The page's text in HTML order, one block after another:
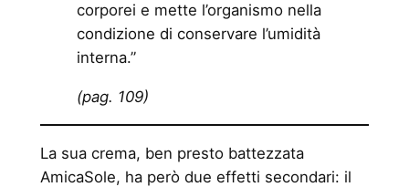
corporei e mette l’organismo nella
condizione di conservare l’umidità
interna.”
(pag. 109)
La sua crema, ben presto battezzata
AmicaSole, ha però due effetti secondari: il